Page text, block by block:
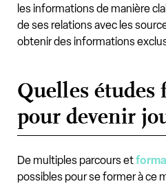
les informations de manière
de ses relations avec les
obtenir des informations
Quelles études
pour devenir
De multiples parcours et
possibles pour se former à ce